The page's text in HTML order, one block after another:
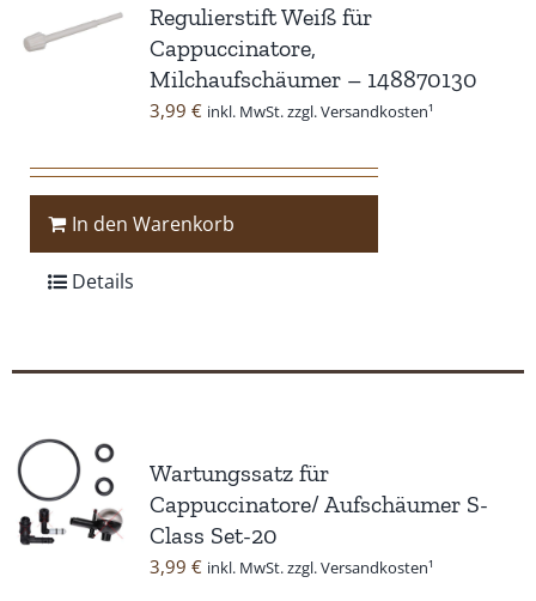
Regulierstift Weiß für
Cappuccinatore,
Milchaufschäumer – 148870130
3,99 € inkl. MwSt. zzgl. Versandkosten¹
In den Warenkorb
Details
Wartungssatz für
Cappuccinatore/ Aufschäumer S-
Class Set-20
3,99 € inkl. MwSt. zzgl. Versandkosten¹